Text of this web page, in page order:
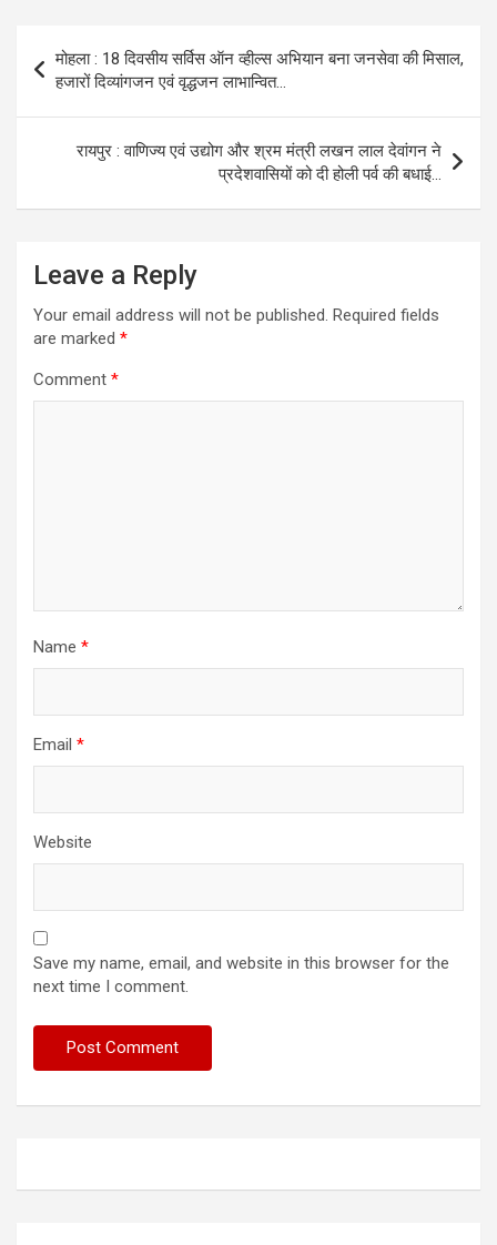
Post
navigation
मोहला : 18 दिवसीय सर्विस ऑन व्हील्स अभियान बना जनसेवा की मिसाल,
हजारों दिव्यांगजन एवं वृद्धजन लाभान्वित…
रायपुर : वाणिज्य एवं उद्योग और श्रम मंत्री लखन लाल देवांगन ने
प्रदेशवासियों को दी होली पर्व की बधाई…
Leave a Reply
Your email address will not be published. Required fields
are marked *
Comment *
Name *
Email *
Website
Save my name, email, and website in this browser for the
next time I comment.